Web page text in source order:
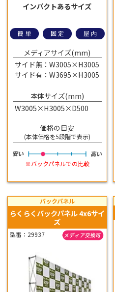
インパクトあるサイズ
簡単 固定 屋内
メディアサイズ(mm)
サイド無：W3005×H3005
サイド有：W3695×H3005
本体サイズ(mm)
W3005×H3005×D500
価格の目安
(本体価格を5段階で表示)
※バックパネルでの比較
バックパネル
らくらくバックパネル 4x6サイ
ズ
型番：29937